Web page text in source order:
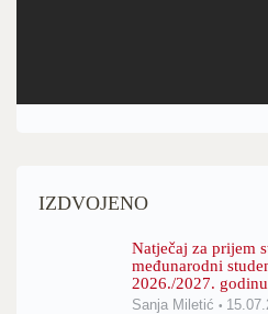
IZDVOJENO
Natječaj za prijem
međunarodni
2026./2027. godinu
Sanja Miletić